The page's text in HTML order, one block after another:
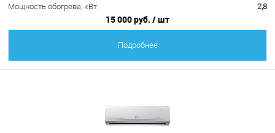
Мощность обогрева, кВт:
2,8
15 000 руб. / шт
Подробнее